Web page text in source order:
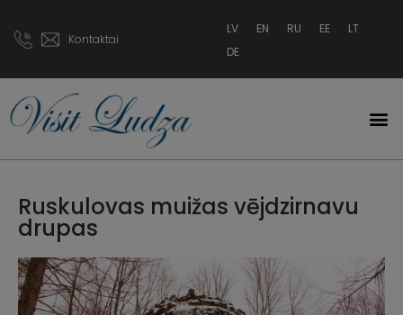
Kontaktai
LV EN RU EE
LT
DE
Ruskulovas muižas vējdzirnavu
drupas